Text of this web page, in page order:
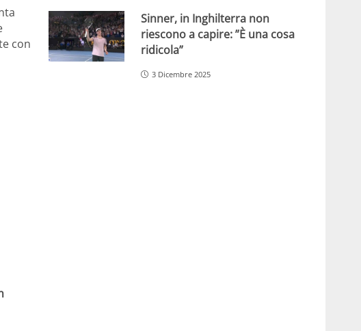
con
Sinner, in Inghilterra non
riescono a capire: ”È una cosa
ridicola”
3 Dicembre 2025